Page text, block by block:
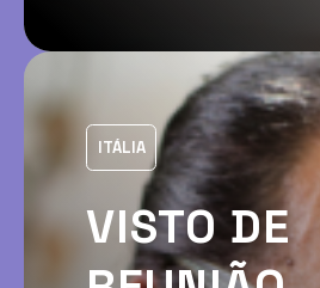
ITÁLIA
VISTO DE